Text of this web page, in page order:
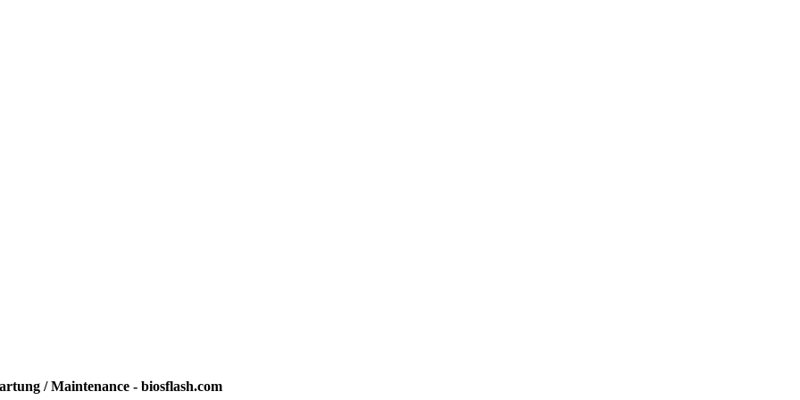
/ Maintenance - biosflash.com